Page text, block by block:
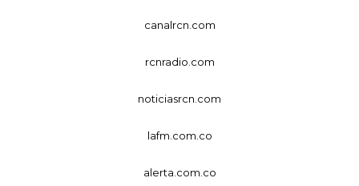
canalrcn.com
rcnradio.com
noticiasrcn.com
lafm.com.co
alerta.com.co